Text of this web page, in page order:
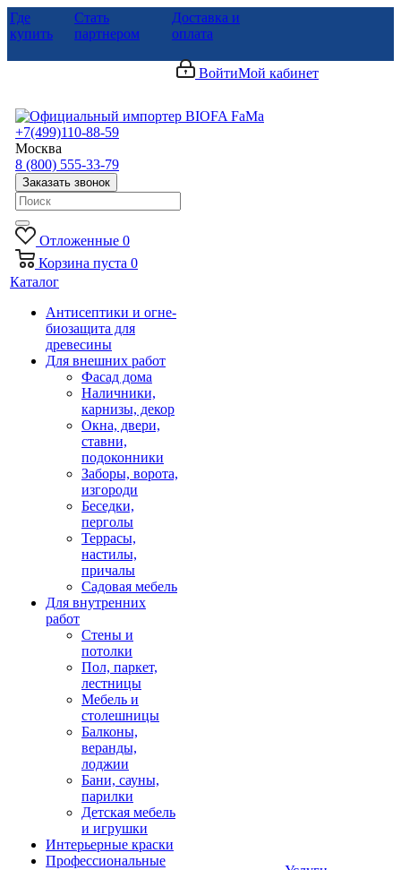
Где
купить
Стать
партнером
Доставка и
оплата
ВойтиМой кабинет
+7(499)110-88-59
Москва
8 (800) 555-33-79
Заказать звонок
Отложенные 0
Корзина пуста 0
Каталог
Антисептики и огне-
биозащита для
древесины
Для внешних работ
Фасад дома
Наличники,
карнизы, декор
Окна, двери,
ставни,
подоконники
Заборы, ворота,
изгороди
Беседки,
перголы
Террасы,
настилы,
причалы
Садовая мебель
Для внутренних
работ
Стены и
потолки
Пол, паркет,
лестницы
Мебель и
столешницы
Балконы,
веранды,
лоджии
Бани, сауны,
парилки
Детская мебель
и игрушки
Интерьерные краски
Профессиональные